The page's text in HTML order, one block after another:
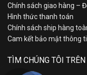
Chính sách giao hàng –
Hình thức thanh toán
Chính sách ship hàng
Cam kết bảo mật thông
TÌM CHÚNG TÔI